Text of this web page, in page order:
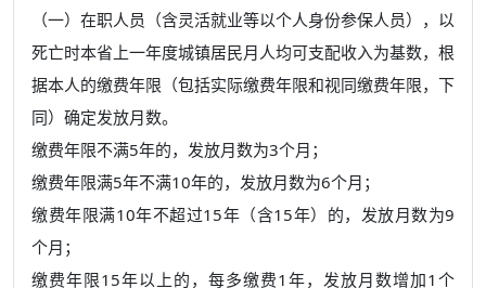
（一）在职人员（含灵活就业等以个人身份参保人员），以
死亡时本省上一年度城镇居民月人均可支配收入为基数，根
据本人的缴费年限（包括实际缴费年限和视同缴费年限，下
同）确定发放月数。
缴费年限不满5年的，发放月数为3个月；
缴费年限满5年不满10年的，发放月数为6个月；
缴费年限满10年不超过15年（含15年）的，发放月数为9
个月；
缴费年限15年以上的，每多缴费1年，发放月数增加1个